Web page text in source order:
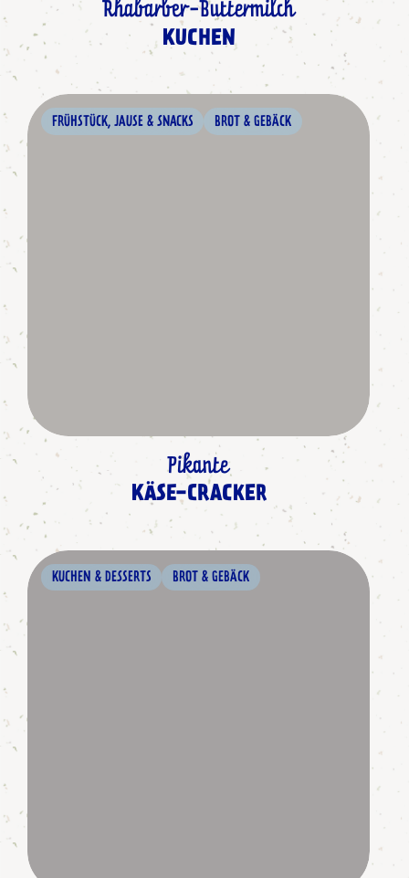
Rhabarber-Buttermilch
KUCHEN
FRÜHSTÜCK, JAUSE & SNACKS BROT & GEBÄCK
Pikante
KÄSE-CRACKER
KUCHEN & DESSERTS BROT & GEBÄCK